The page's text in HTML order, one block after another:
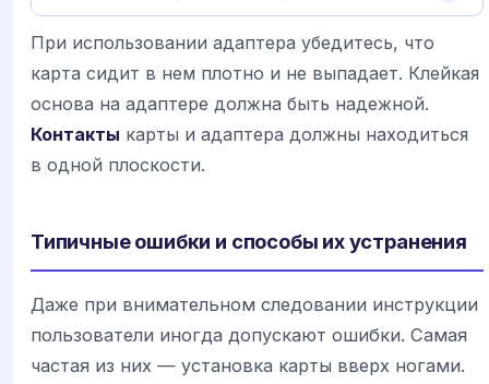
При использовании адаптера убедитесь, что
карта сидит в нем плотно и не выпадает. Клейкая
основа на адаптере должна быть надежной.
Контакты карты и адаптера должны находиться
в одной плоскости.
Типичные ошибки и способы их устранения
Даже при внимательном следовании инструкции
пользователи иногда допускают ошибки. Самая
частая из них — установка карты вверх ногами.